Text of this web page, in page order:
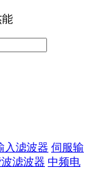
入滤波器 伺服输
滤波器 中频电